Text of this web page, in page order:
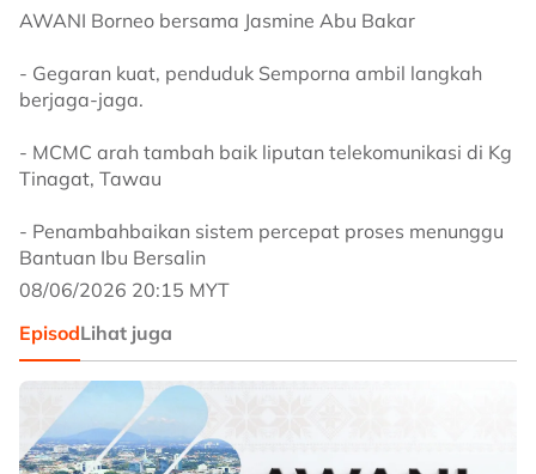
AWANI Borneo bersama Jasmine Abu Bakar
- Gegaran kuat, penduduk Semporna ambil langkah
berjaga-jaga.
- MCMC arah tambah baik liputan telekomunikasi di Kg
Tinagat, Tawau
- Penambahbaikan sistem percepat proses menunggu
Bantuan Ibu Bersalin
08/06/2026 20:15 MYT
EpisodLihat juga